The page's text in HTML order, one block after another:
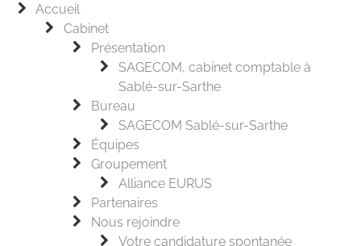
Accueil
Cabinet
Présentation
SAGECOM, cabinet comptable à
Sablé-sur-Sarthe
Bureau
SAGECOM Sablé-sur-Sarthe
Équipes
Groupement
Alliance EURUS
Partenaires
Nous rejoindre
Votre candidature spontanée